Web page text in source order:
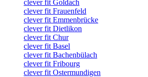
clever fit Goldach
clever fit Frauenfeld
clever fit Emmenbrücke
clever fit Dietlikon
clever fit Chur
clever fit Basel
clever fit Bachenbülach
clever fit Fribourg
clever fit Ostermundigen